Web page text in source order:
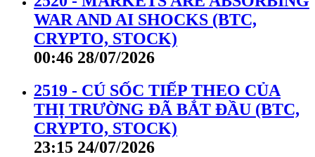
WAR AND AI SHOCKS (BTC,
CRYPTO, STOCK)
00:46 28/07/2026
2519 - CÚ SỐC TIẾP THEO CỦA
THỊ TRƯỜNG ĐÃ BẮT ĐẦU (BTC,
CRYPTO, STOCK)
23:15 24/07/2026